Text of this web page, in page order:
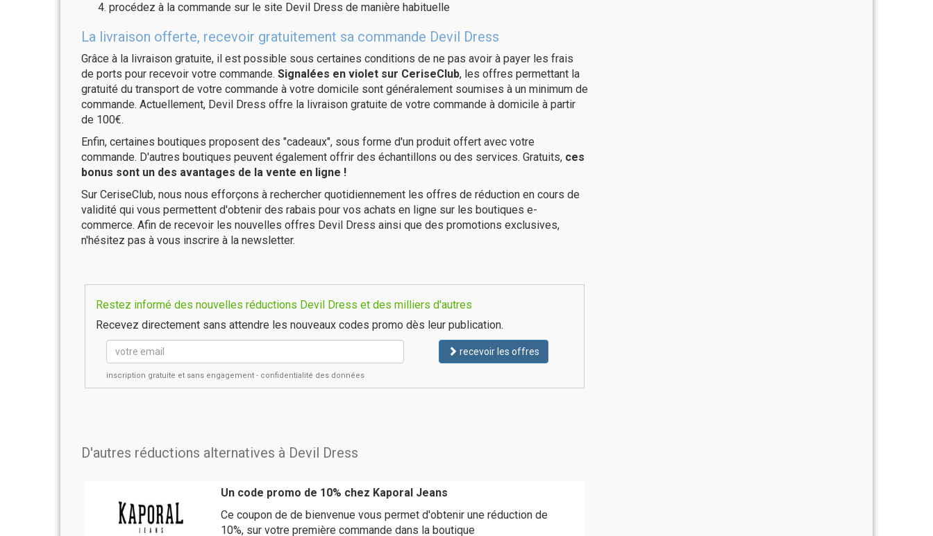
procédez à la commande sur le site Devil Dress de manière habituelle
La livraison offerte, recevoir gratuitement sa commande Devil Dress
Grâce à la livraison gratuite, il est possible sous certaines conditions de ne pas avoir à payer les frais
de ports pour recevoir votre commande. Signalées en violet sur CeriseClub, les offres permettant la
gratuité du transport de votre commande à votre domicile sont généralement soumises à un minimum de
commande. Actuellement, Devil Dress offre la livraison gratuite de votre commande à domicile à partir
de 100€.
Enfin, certaines boutiques proposent des "cadeaux", sous forme d'un produit offert avec votre
commande. D'autres boutiques peuvent également offrir des échantillons ou des services. Gratuits, ces
bonus sont un des avantages de la vente en ligne !
Sur CeriseClub, nous nous efforçons à rechercher quotidiennement les offres de réduction en cours de
validité qui vous permettent d'obtenir des rabais pour vos achats en ligne sur les boutiques e-
commerce. Afin de recevoir les nouvelles offres Devil Dress ainsi que des promotions exclusives,
n'hésitez pas à vous inscrire à la newsletter.
Restez informé des nouvelles réductions Devil Dress et des milliers d'autres
Recevez directement sans attendre les nouveaux codes promo dès leur publication.
recevoir les offres
inscription gratuite et sans engagement - confidentialité des données
D'autres réductions alternatives à Devil Dress
Un code promo de 10% chez Kaporal Jeans
Ce coupon de de bienvenue vous permet d'obtenir une réduction de
10%, sur votre première commande dans la boutique